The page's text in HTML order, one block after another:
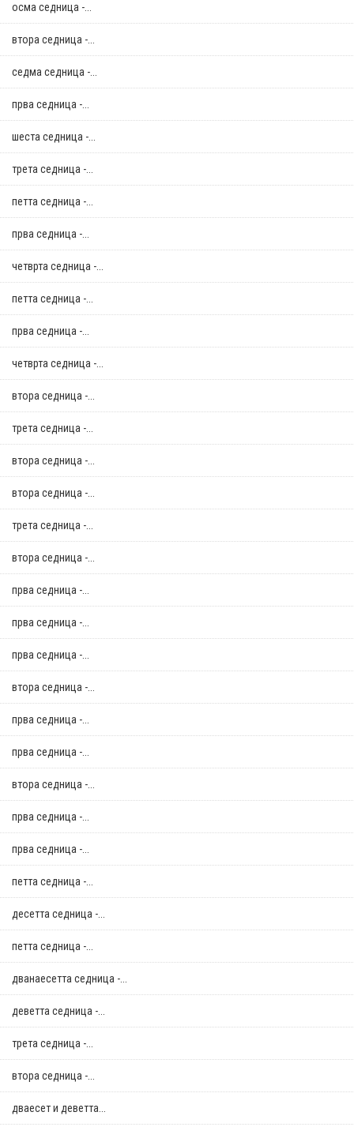
осма седница -...
втора седница -...
седма седница -...
прва седница -...
шеста седница -...
трета седница -...
петта седница -...
прва седница -...
четврта седница -...
петта седница -...
прва седница -...
четврта седница -...
втора седница -...
трета седница -...
втора седница -...
втора седница -...
трета седница -...
втора седница -...
прва седница -...
прва седница -...
прва седница -...
втора седница -...
прва седница -...
прва седница -...
втора седница -...
прва седница -...
прва седница -...
петта седница -...
десетта седница -...
петта седница -...
дванаесетта седница -...
деветта седница -...
трета седница -...
втора седница -...
дваесет и деветта...